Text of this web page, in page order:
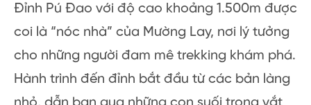
Đỉnh Pú Đao với độ cao khoảng 1.500m được
coi là “nóc nhà” của Mường Lay, nơi lý tưởng
cho những người đam mê trekking khám phá.
Hành trình đến đỉnh bắt đầu từ các bản làng